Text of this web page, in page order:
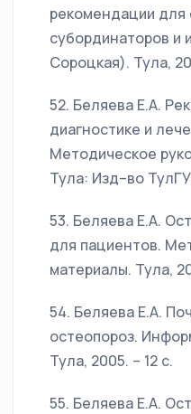
рекомендации для
субординаторов и
Сороцкая). Тула,
52. Беляева Е.А.
диагностике и
Методическое
Тула: Изд–во
53. Беляева Е.А.
для пациентов.
материалы. Тула,
54. Беляева Е.А.
остеопороз.
Тула, 2005. – 12 с.
55. Беляева Е.А.